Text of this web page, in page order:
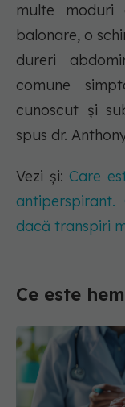
multe moduri
balonare, o
dureri
comune
cunoscut și
spus dr.
Vezi și:Care
dacă transpiri
Ce este